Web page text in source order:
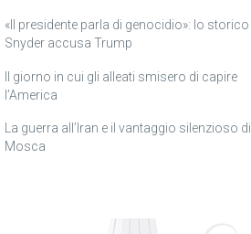
«Il presidente parla di genocidio»: lo storico
Snyder accusa Trump
Il giorno in cui gli alleati smisero di capire
l’America
La guerra all’Iran e il vantaggio silenzioso di
Mosca